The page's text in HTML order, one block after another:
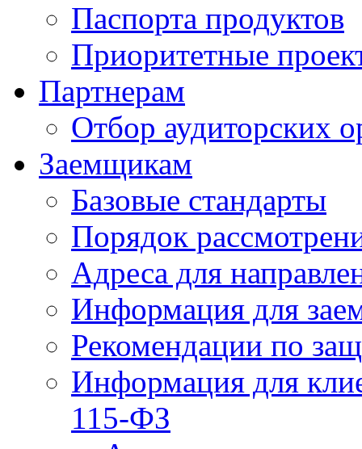
Паспорта продуктов
Приоритетные
Партнерам
Отбор аудиторских
Заемщикам
Базовые стандарты
Порядок
Адреса для
Информация для
Рекомендации по
Информация для
115-ФЗ